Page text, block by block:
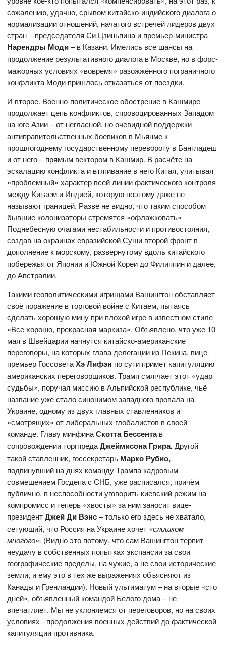
сожалению, удачно, срывом китайско-индийского диалога о
нормализации отношений, начатого встречей лидеров двух
стран – председателя Си Цзиньпина и премьер-министра
Нарендры Моди– в Казани. Имелись все шансы на
продолжение результативного диалога в Москве, но в форс-
мажорных условиях «вовремя» разожжённого пограничного
конфликта Моди пришлось отказаться от поездки.
И второе. Военно-политическое обострение в Кашмире
продолжает цепь конфликтов, спровоцированных Западом
на юге Азии – от негласной, но очевидной поддержки
антиправительственных боевиков в Мьянме к
прошлогоднему государственному перевороту в Бангладеш
и от него – прямым вектором в Кашмир. В расчёте на
эскалацию конфликта и втягивание в него Китая, учитывая
«проблемный» характер всей линии фактического контроля
между Китаем и Индией, которую поэтому даже не
называют границей. Разве не видно, что таким способом
бывшие колонизаторы стремятся «офлажковать»
Поднебесную очагами нестабильности и противостояния,
создав на окраинах евразийской Суши второй фронт в
дополнение к морскому, развернутому вдоль китайского
побережья от Японии и Южной Кореи до Филиппин и далее,
до Австралии.
Такими геополитическими игрищами Вашингтон обставляет
своё поражение в торговой войне с Китаем, пытаясь
сделать хорошую мину при плохой игре в известном стиле
«Все хорошо, прекрасная маркиза». Объявлено, что уже 10
мая в Швейцарии начнутся китайско-американские
переговоры, на которых глава делегации из Пекина, вице-
премьер ГоссоветаХэ Лифэн по сути примет капитуляцию
американских переговорщиков. Трамп смягчает этот «удар
судьбы», поручая миссию в Альпийской республике, чьё
название уже стало синонимом западного провала на
Украине, одному из двух главных ставленников и
«смотрящих» от либеральных глобалистов в своей
команде. Главу минфинаСкотта Бессентав
сопровождении торгпредаДжеймисона Грира.Другой
такой ставленник, госсекретарь Марко Рубио,
подвинувший на днях команду Трампа кадровым
совмещением Госдепа с СНБ, уже расписался, причём
публично, в неспособности уговорить киевский режим на
компромисс и теперь «хвосты» за ним заносит вице-
президентДжей Ди Вэнс– только его здесь не хватало,
сетующий, что Россия на Украине хочет «слишком
многого». (Видно это потому, что сам Вашингтон терпит
неудачу в собственных попытках экспансии за свои
географические пределы, на чужие, а не свои исторические
земли, и ему это в тех же выражениях объясняют из
Канады и Гренландии). Новый ультиматум – на вторые «сто
дней», объявленный командой Белого дома – не
впечатляет. Мы не уклоняемся от переговоров, но на своих
условиях - продолжения военных действий до фактической
капитуляции противника.